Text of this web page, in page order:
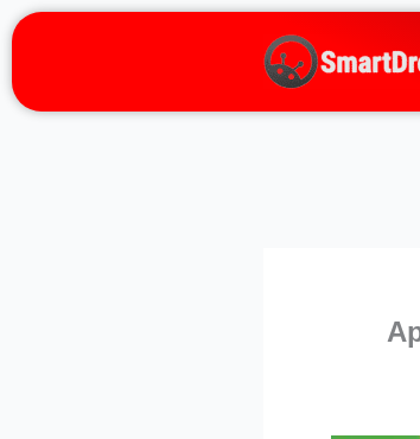
Zum
springen